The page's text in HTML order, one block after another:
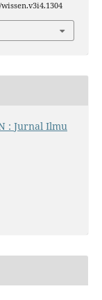
: Jurnal Ilmu